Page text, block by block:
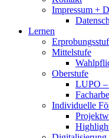
Impressum +
Lernen
Mittelstufe
Oberstufe
LUPO –
Individuelle